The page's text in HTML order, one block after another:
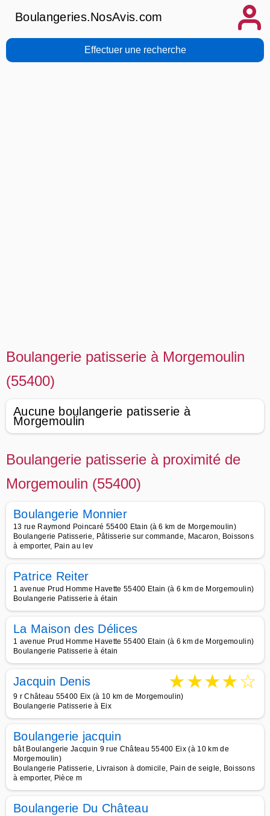
Boulangeries.NosAvis.com
Effectuer une recherche
Boulangerie patisserie à Morgemoulin
(55400)
Aucune boulangerie patisserie à
Morgemoulin
Boulangerie patisserie à proximité de
Morgemoulin (55400)
Boulangerie Monnier
13 rue Raymond Poincaré 55400 Etain (à 6 km de Morgemoulin)
Boulangerie Patisserie, Pâtisserie sur commande, Macaron, Boissons
à emporter, Pain au lev
Patrice Reiter
1 avenue Prud Homme Havette 55400 Etain (à 6 km de Morgemoulin)
Boulangerie Patisserie à étain
La Maison des Délices
1 avenue Prud Homme Havette 55400 Etain (à 6 km de Morgemoulin)
Boulangerie Patisserie à étain
Jacquin Denis ★★★★☆
9 r Château 55400 Eix (à 10 km de Morgemoulin)
Boulangerie Patisserie à Eix
Boulangerie jacquin
bât Boulangerie Jacquin 9 rue Château 55400 Eix (à 10 km de
Morgemoulin)
Boulangerie Patisserie, Livraison à domicile, Pain de seigle, Boissons
à emporter, Pièce m
Boulangerie Du Château